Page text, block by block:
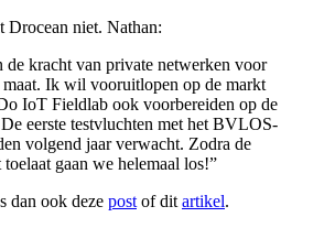
Drocean niet. Nathan:
de kracht van private netwerken voor
maat. Ik wil vooruitlopen op de markt
IoT Fieldlab ook voorbereiden op de
eerste testvluchten met het BVLOS-
volgend jaar verwacht. Zodra de
gaan we helemaal los!”
dan ook deze post of dit artikel.